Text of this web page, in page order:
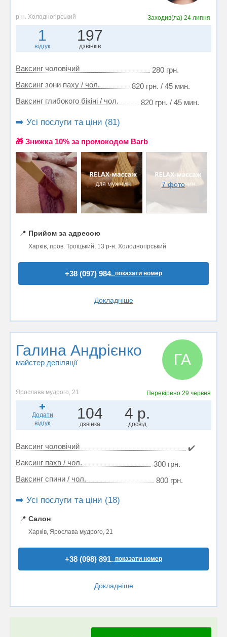
р-н. Холодногірський Заходив(ла) 24 липня
1
відгук
197
дзвінків
Ваксинг чоловічий
280 грн.
Ваксинг зони паху / чол.
820 грн. / 45 мин.
Ваксинг глибокого бікіні / чол.
820 грн. / 45 мин.
➡️ Усі послуги та ціни (81)
🎁 Знижка 10% за промокодом Barb
7 фото
📍 Прийом за адресою
Харків, пров. Троїцький, 13 р-н. Холодногірський
+38 (097) 984..показати номер
Докладніше
Галина Андрієнко
майстер депіляції ГА
Ярослава мудрого, 21 Перевірено29 червня
Додати
відгук
104
дзвінка
4 р.
досвід
Ваксинг чоловічий
✔️
Ваксинг пахв / чол.
300 грн.
Ваксинг спини / чол.
800 грн.
➡️ Усі послуги та ціни (18)
📍 Салон
Харків, Ярослава мудрого, 21
+38 (098) 891..показати номер
Докладніше